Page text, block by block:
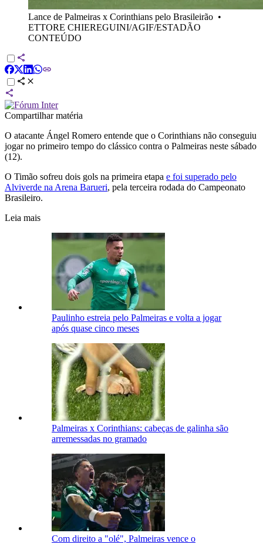
Lance de Palmeiras x Corinthians pelo Brasileirão •
ETTORE CHIEREGUINI/AGIF/ESTADÃO
CONTEÚDO
Compartilhar matéria
O atacante Ángel Romero entende que o Corinthians não conseguiu
jogar no primeiro tempo do clássico contra o Palmeiras neste sábado
(12).
O Timão sofreu dois gols na primeira etapa e foi superado pelo
Alviverde na Arena Barueri, pela terceira rodada do Campeonato
Brasileiro.
Leia mais
Paulinho estreia pelo Palmeiras e volta a jogar
após quase cinco meses
Palmeiras x Corinthians: cabeças de galinha são
arremessadas no gramado
Com direito a "olé", Palmeiras vence o